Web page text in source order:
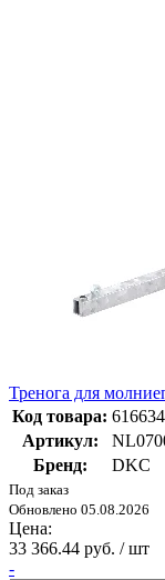
Тренога для
Код товара:
Артикул:
Бренд:
DKC
Под заказ
Обновлено 05.08.2026
Цена:
33 366.44 руб. / шт
-